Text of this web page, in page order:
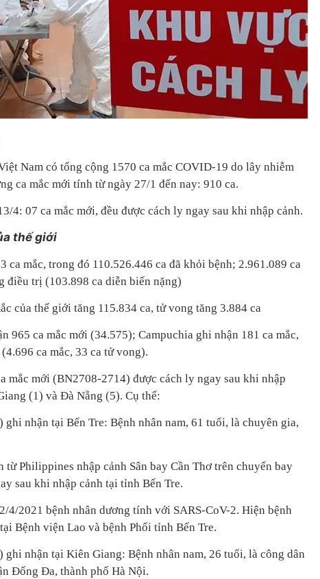
Nam có tổng cộng 1570 ca mắc COVID-19 do lây nhiễm
ca mắc mới tính từ ngày 27/1 đến nay: 910 ca.
4: 07 ca mắc mới, đều được cách ly ngay sau khi nhập cảnh.
thế giới
ca mắc, trong đó 110.526.446 ca đã khỏi bệnh; 2.961.089 ca
điều trị (103.898 ca diễn biến nặng)
của thế giới tăng 115.834 ca, tử vong tăng 3.884 ca
965 ca mắc mới (34.575); Campuchia ghi nhận 181 ca mắc,
ca mắc, 33 ca tử vong).
mắc mới (BN2708-2714) được cách ly ngay sau khi nhập
(1) và Đà Nẵng (5). Cụ thể:
nhận tại Bến Tre: Bệnh nhân nam, 61 tuổi, là chuyên gia,
từ Philippines nhập cảnh Sân bay Cần Thơ trên chuyến bay
sau khi nhập cảnh tại tỉnh Bến Tre.
4/2021 bệnh nhân dương tính với SARS-CoV-2. Hiện bệnh
Bệnh viện Lao và bệnh Phổi tỉnh Bến Tre.
nhận tại Kiên Giang: Bệnh nhân nam, 26 tuổi, là công dân
Đống Đa, thành phố Hà Nội.